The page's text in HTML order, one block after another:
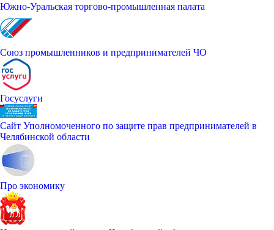
Южно-Уральская торгово-промышленная палата
Союз промышленников и предпринимателей ЧО
Госуслуги
Сайт Уполномоченного по защите прав предпринимателей в
Челябинской области
Про экономику